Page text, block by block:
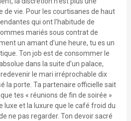
de vie. Pour les courtisanes de haut
qui ont l’habitude de
mariés sous contrat de
un amant d’une heure, tu es un
Ton job est de consommer le
dans la suite d’un palace,
le mari irréprochable dix
la porte. Ta partenaire officielle sait
tes « réunions de fin de soirée »
luxe et la luxure que le café froid du
ne pas regarder. Ton devoir sacré